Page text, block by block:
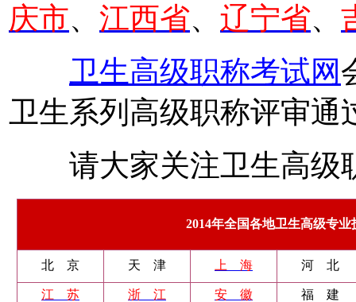
庆市、 江西省、 辽宁省、
卫生高级职称考试网
卫生系列高级职称评审通
请大家关注卫生高级
2014年全国各地卫生高级专
北 京 天 津 上 海 河 北
江 苏 浙 江 安 徽 福 建